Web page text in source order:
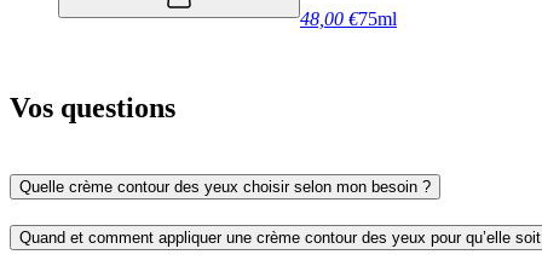
48,00 €75ml
Vos questions
Quelle crème contour des yeux choisir selon mon besoin ?
Quand et comment appliquer une crème contour des yeux pour qu’elle